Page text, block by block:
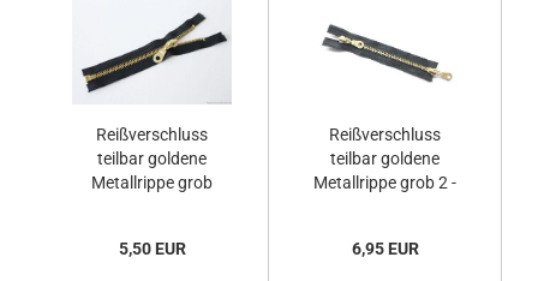
Reißverschluss
teilbar goldene
Metallrippe grob
5,50 EUR
Reißverschluss
teilbar goldene
Metallrippe grob 2 -
6,95 EUR